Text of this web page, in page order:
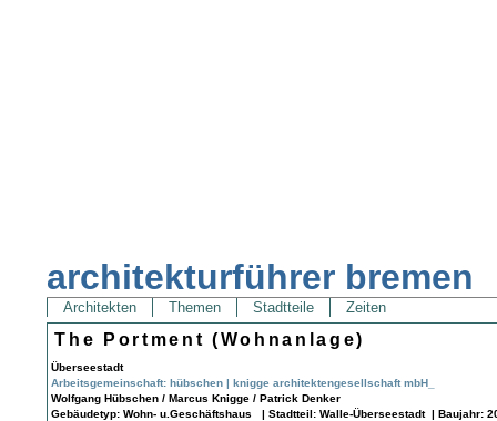
architekturführer bremen
Architekten Themen Stadtteile Zeiten
The Portment (Wohnanlage)
Überseestadt
Arbeitsgemeinschaft: hübschen | knigge architektengesellschaft mbH_
Wolfgang Hübschen / Marcus Knigge / Patrick Denker
Gebäudetyp: Wohn- u.Geschäftshaus | Stadtteil: Walle-Überseestadt | Baujahr: